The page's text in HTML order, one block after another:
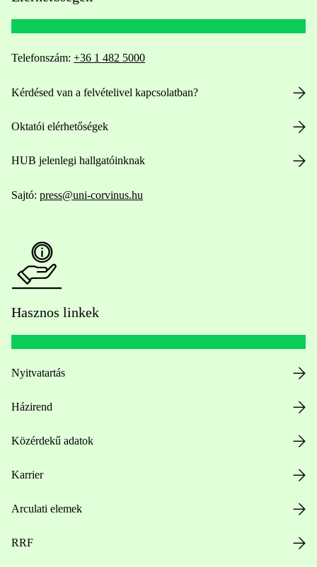
Telefonszám: +36 1 482 5000
Kérdésed van a felvételivel kapcsolatban?
Oktatói elérhetőségek
HUB jelenlegi hallgatóinknak
Sajtó: press@uni-corvinus.hu
Hasznos linkek
Nyitvatartás
Házirend
Közérdekű adatok
Karrier
Arculati elemek
RRF